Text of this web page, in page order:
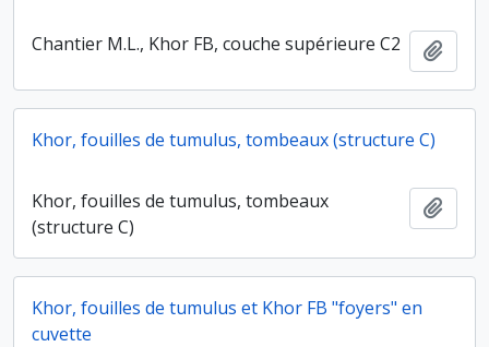
Chantier M.L., Khor FB, couche supérieure C2
Khor, fouilles de tumulus, tombeaux (structure C)
Khor, fouilles de tumulus, tombeaux
(structure C)
Khor, fouilles de tumulus et Khor FB "foyers" en
cuvette